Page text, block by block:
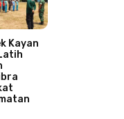
Kayan